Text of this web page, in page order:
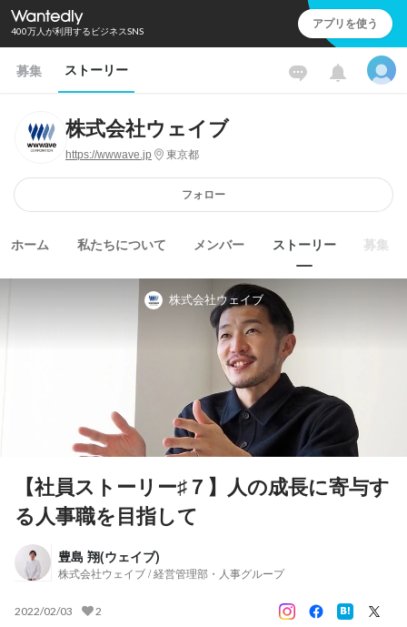
400万人が利用するビジネスSNS アプリを使う
募集 ストーリー
株式会社ウェイブ
https://wwwave.jp 東京都
フォロー
ホーム 私たちについて メンバー ストーリー 募集
株式会社ウェイブ
【社員ストーリー♯７】人の成長に寄与す
る人事職を目指して
豊島 翔(ウェイブ)
株式会社ウェイブ / 経営管理部・人事グループ
2022/02/03 2